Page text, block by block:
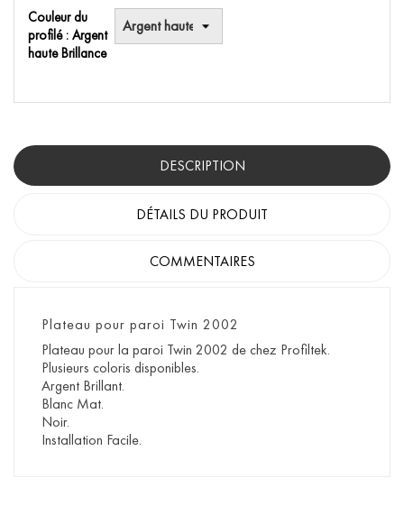
Couleur du
profilé : Argent
haute Brillance
DESCRIPTION
DÉTAILS DU PRODUIT
COMMENTAIRES
Plateau pour paroi Twin 2002
Plateau pour la paroi Twin 2002 de chez Profiltek.
Plusieurs coloris disponibles.
Argent Brillant.
Blanc Mat.
Noir.
Installation Facile.